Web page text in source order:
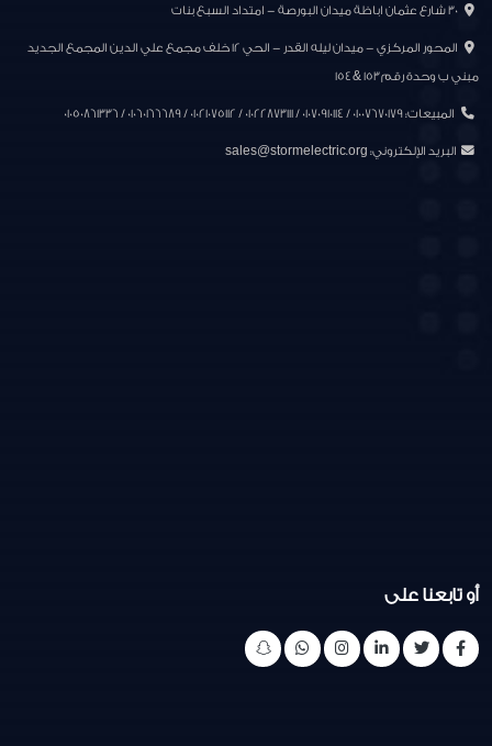
المحور المركزي - ميدان ليله القدر - الحي ١٢ خلف مجمع علي الدين المجمع الجديد
مبني ب وحدة رقم ١٥٣ & ١٥٤
المبيعات: 01007670179 / 01070910114 / 01022873111 / 01021075112 / 01060166689 / 01050861336
البريد الإلكتروني: sales@stormelectric.org
أو تابعنا على